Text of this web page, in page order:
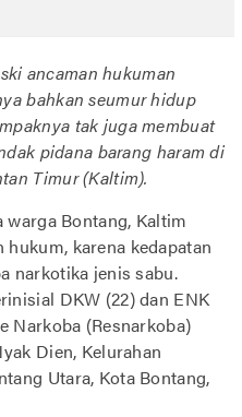
ancaman hukuman
bahkan seumur hidup
tak juga membuat
pidana barang haram di
Timur (Kaltim).
Bontang, Kaltim
karena kedapatan
narkotika jenis sabu.
DKW (22) dan ENK
Narkoba (Resnarkoba)
Dien, Kelurahan
Utara, Kota Bontang,